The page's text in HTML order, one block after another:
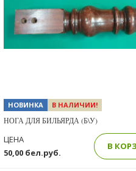
Next
Previous
НОВИНКА В НАЛИЧИИ!
НОГА ДЛЯ БИЛЬЯРДА (Б\У)
50,00 бел.руб.
ЦЕНА
В